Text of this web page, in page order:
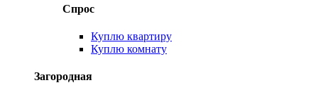
Спрос
Куплю квартиру
Куплю комнату
Загородная